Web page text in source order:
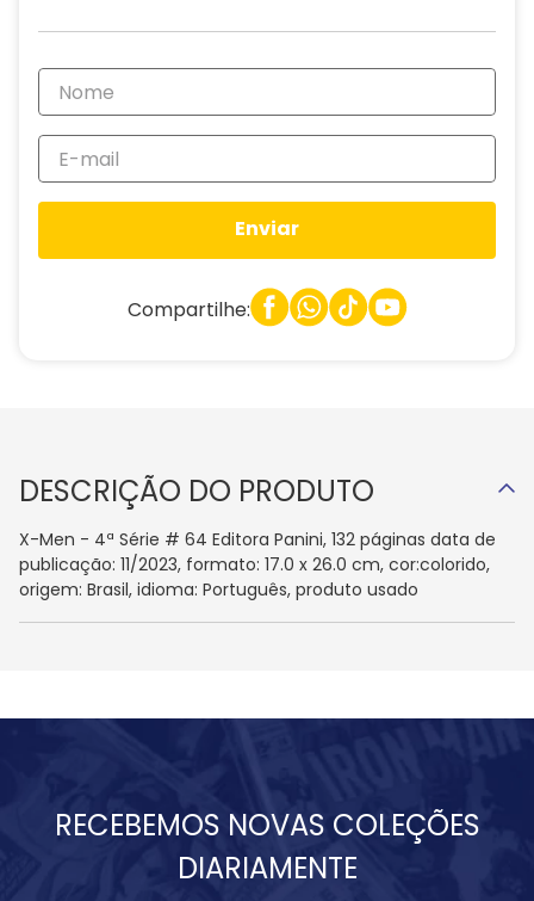
Enviar
Compartilhe:
DESCRIÇÃO DO PRODUTO
X-Men - 4ª Série # 64 Editora Panini, 132 páginas data de
publicação: 11/2023, formato: 17.0 x 26.0 cm, cor:colorido,
origem: Brasil, idioma: Português, produto usado
RECEBEMOS NOVAS COLEÇÕES
DIARIAMENTE